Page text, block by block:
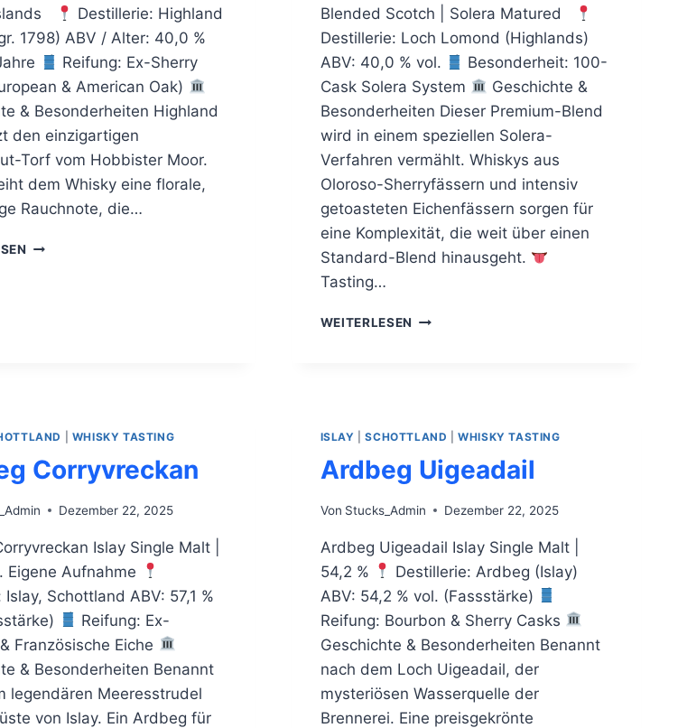
Destillerie: Highland
1798) ABV / Alter: 40,0 %
Reifung: Ex-Sherry
& American Oak)
& Besonderheiten Highland
den einzigartigen
Torf vom Hobbister Moor.
dem Whisky eine florale,
Rauchnote, die…
HIGHLAND
Blended Scotch | Solera Matured
Destillerie: Loch Lomond (Highlands)
ABV: 40,0 % vol.
Besonderheit: 100-
Cask Solera System
Geschichte &
Besonderheiten Dieser Premium-Blend
wird in einem speziellen Solera-
Verfahren vermählt. Whiskys aus
Oloroso-Sherryfässern und intensiv
getoasteten Eichenfässern sorgen für
eine Komplexität, die weit über einen
Standard-Blend hinausgeht.
Tasting…
WEITERLESEN LOCH
WHISKY TASTING
Corryvreckan
Dezember 22, 2025
Islay Single Malt |
Eigene Aufnahme
Schottland ABV: 57,1 %
Reifung: Ex-
Französische Eiche
& Besonderheiten Benannt
legendären Meeresstrudel
von Islay. Ein Ardbeg für
ISLAY |SCHOTTLAND |WHISKY TASTING
Ardbeg Uigeadail
Von Stucks_Admin Dezember 22, 2025
Ardbeg Uigeadail Islay Single Malt |
54,2 %
Destillerie: Ardbeg (Islay)
ABV: 54,2 % vol. (Fassstärke)
Reifung: Bourbon & Sherry Casks
Geschichte & Besonderheiten Benannt
nach dem Loch Uigeadail, der
mysteriösen Wasserquelle der
Brennerei. Eine preisgekrönte